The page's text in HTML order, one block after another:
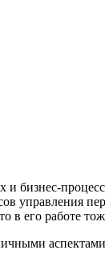
бизнес-
в его работе